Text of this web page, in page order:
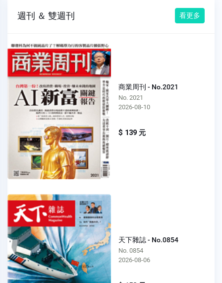
週刊 ＆ 雙週刊 看更多
商業周刊 - No.2021
No. 2021
2026-08-10
$ 139 元
天下雜誌 - No.0854
No. 0854
2026-08-06